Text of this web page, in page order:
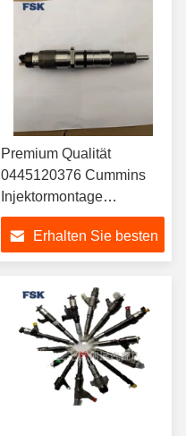
Premium Qualität
0445120376 Cummins
Injektormontage
0445120045
0445120376 Neu
Erhalten Sie besten